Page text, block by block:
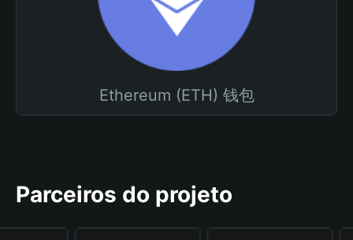
Ethereum (ETH) 钱包
Parceiros do projeto